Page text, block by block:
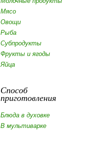
Мясо
Овощи
Рыба
Субпродукты
Фрукты и ягоды
Яйца
Способ
приготовления
Блюда в духовке
В мультиварке